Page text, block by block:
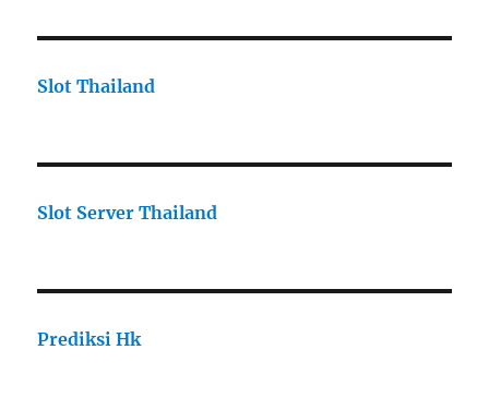
Slot Thailand
Slot Server Thailand
Prediksi Hk